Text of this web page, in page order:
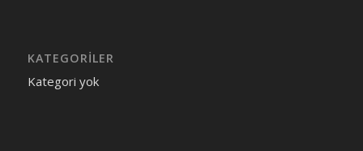
KATEGORILER
Kategori yok